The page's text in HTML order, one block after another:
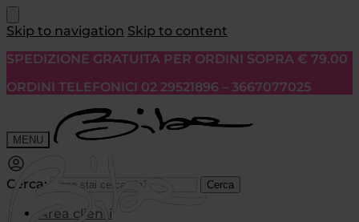
Skip to navigation Skip to content
SPEDIZIONE GRATUITA PER ORDINI SOPRA € 79.00
ORDINI TELEFONICI 02 29521896 – 3667077025
MENU
Cerca: Cerca
Area clienti